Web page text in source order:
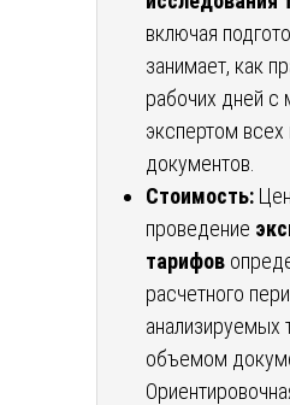
включая
занимает, как
рабочих дней с
экспертом
документов.
Стоимость:
проведение
тарифов
расчетного
анализируемых
объемом